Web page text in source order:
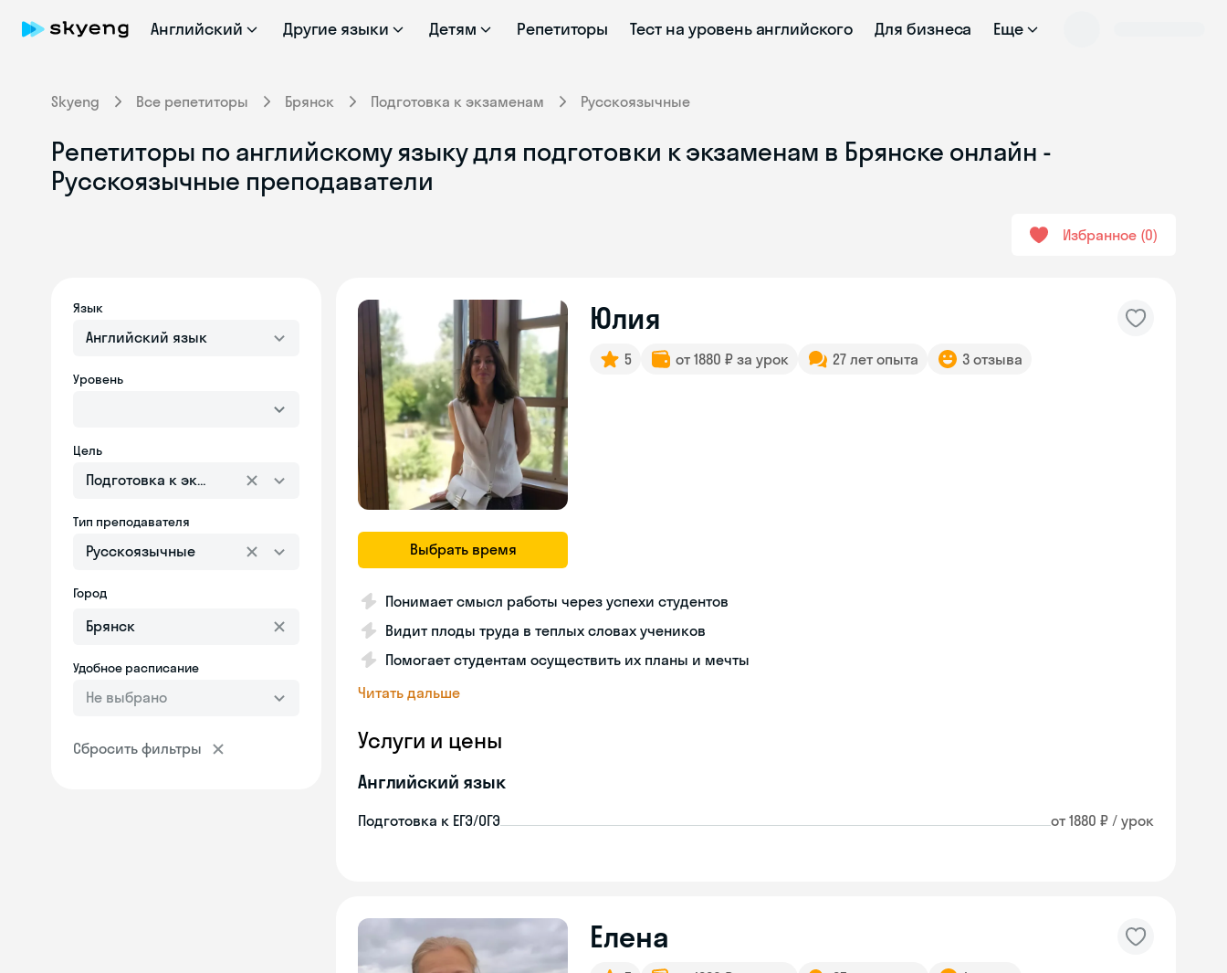
Английский Другие языки Детям Репетиторы Тест на уровень английского Для бизнеса Еще
Skyeng Все репетиторы Брянск Подготовка к экзаменам Русскоязычные
Репетиторы по английскому языку для подготовки к экзаменам в Брянске онлайн -
Русскоязычные преподаватели
Избранное 0
Язык
Английский язык
Уровень
Цель
Подготовка к экзаменам
Тип преподавателя
Русскоязычные
Город
Удобное расписание
Не выбрано
Сбросить фильтры
Выбрать время
Юлия
5 от 1880 ₽ за урок 27 лет опыта 3 отзыва
Понимает смысл работы через успехи студентов
Видит плоды труда в теплых словах учеников
Помогает студентам осуществить их планы и мечты
Читать дальше
Услуги и цены
Английский язык
Подготовка к ЕГЭ/ОГЭ от 1880 ₽ / урок
Елена